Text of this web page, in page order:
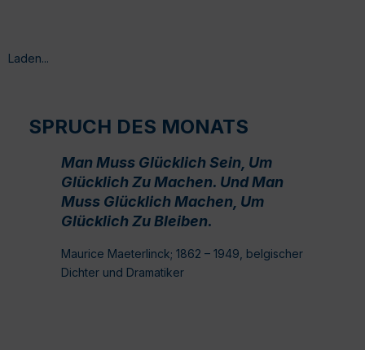
Laden...
SPRUCH DES MONATS
Man Muss Glücklich Sein, Um
Glücklich Zu Machen. Und Man
Muss Glücklich Machen, Um
Glücklich Zu Bleiben.
Maurice Maeterlinck; 1862 – 1949, belgischer
Dichter und Dramatiker